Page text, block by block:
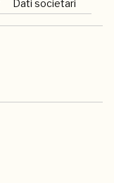
Dati societari